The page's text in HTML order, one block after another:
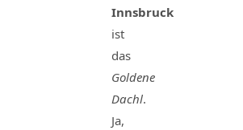
Innsbruck
ist
das
Goldene
Dachl.
Ja,